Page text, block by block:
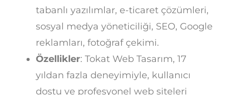
tabanlı yazılımlar, e-ticaret çözümleri,
sosyal medya yöneticiliği, SEO, Google
reklamları, fotoğraf çekimi.
Özellikler: Tokat Web Tasarım, 17
yıldan fazla deneyimiyle, kullanıcı
dostu ve profesyonel web siteleri